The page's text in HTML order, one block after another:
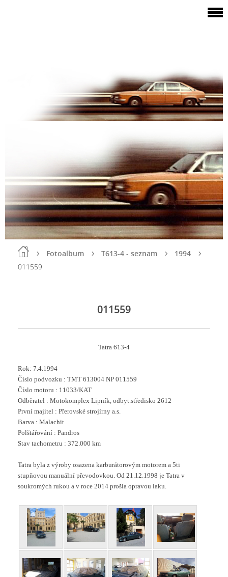
Fotoalbum T613-4 - seznam
1994
011559
011559
Tatra 613-4
Rok: 7.4.1994
Číslo podvozku : TMT 613004 NP 011559
Číslo motoru : 11033/KAT
Odběratel : Motokomplex Lipník, odbyt.středisko 2612
První majitel : Přerovské strojírny a.s.
Barva : Malachit
Polštářování : Pandros
Stav tachometru : 372.000 km
Tatra byla z výroby osazena karburátorovým motorem a 5ti
stupňovou manuální převodovkou. Od 21.12.1998 je Tatra v
soukromých rukou a v roce 2014 prošla opravou laku.